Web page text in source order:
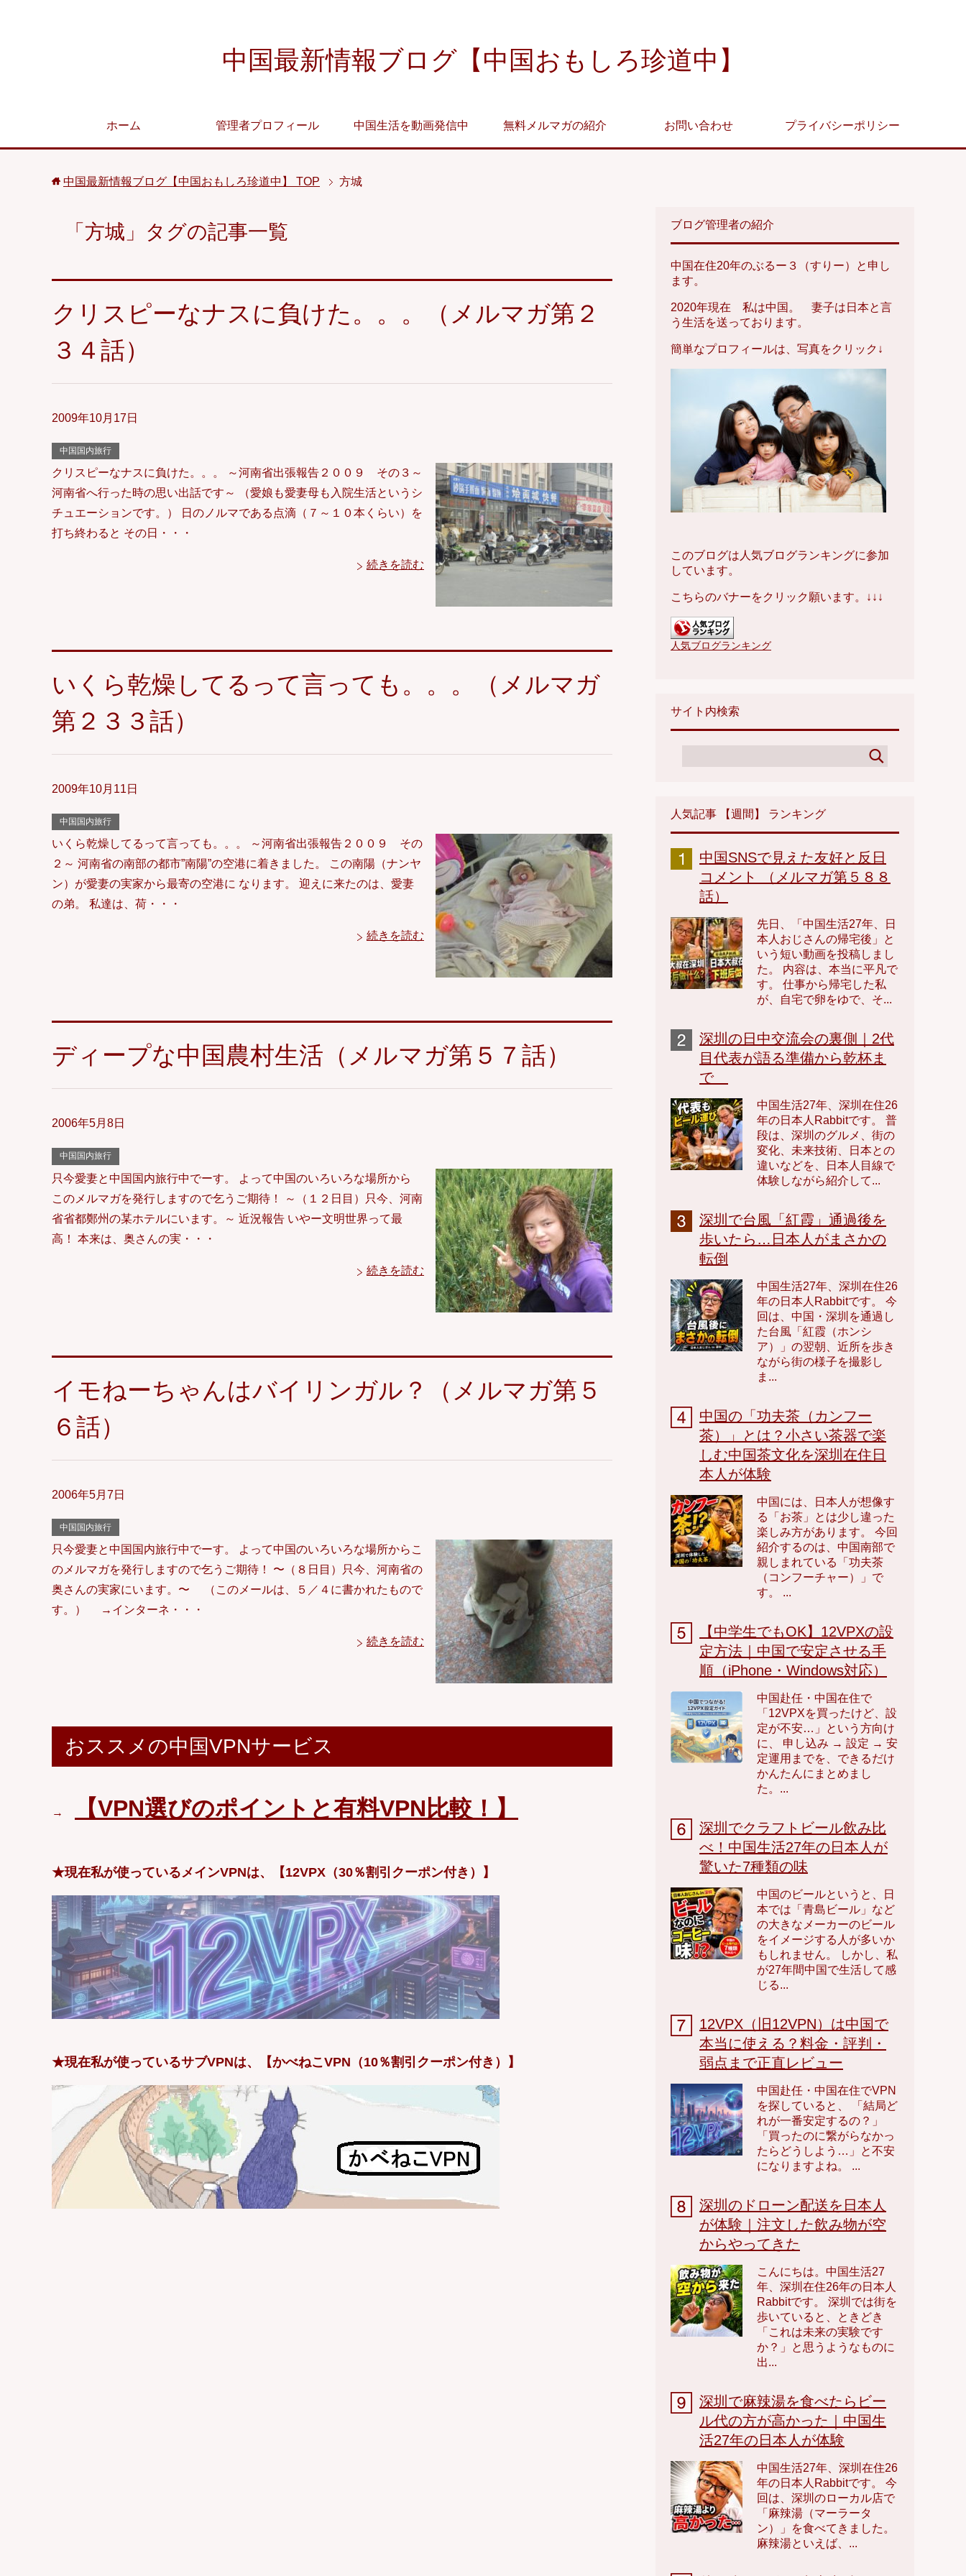
中国最新情報ブログ【中国おもしろ珍道中】
ホーム 管理者プロフィール 中国生活を動画発信中 無料メルマガの紹介 お問い合わせ プライバシーポリシー
中国最新情報ブログ【中国おもしろ珍道中】 TOP 方城
「方城」タグの記事一覧
クリスピーなナスに負けた。。。（メルマガ第２
３４話）
2009年10月17日
中国国内旅行
クリスピーなナスに負けた。。。 ～河南省出張報告２００９ その３～
河南省へ行った時の思い出話です～ （愛娘も愛妻母も入院生活というシ
チュエーションです。） 日のノルマである点滴（７～１０本くらい）を
打ち終わると その日・・・
続きを読む
いくら乾燥してるって言っても。。。（メルマガ
第２３３話）
2009年10月11日
中国国内旅行
いくら乾燥してるって言っても。。。 ～河南省出張報告２００９ その
２～ 河南省の南部の都市”南陽”の空港に着きました。 この南陽（ナンヤ
ン）が愛妻の実家から最寄の空港に なります。 迎えに来たのは、愛妻
の弟。 私達は、荷・・・
続きを読む
ディープな中国農村生活（メルマガ第５７話）
2006年5月8日
中国国内旅行
只今愛妻と中国国内旅行中でーす。 よって中国のいろいろな場所から
このメルマガを発行しますので乞うご期待！ ～（１２日目）只今、河南
省省都鄭州の某ホテルにいます。～ 近況報告 いやー文明世界って最
高！ 本来は、奥さんの実・・・
続きを読む
イモねーちゃんはバイリンガル？（メルマガ第５
６話）
2006年5月7日
中国国内旅行
只今愛妻と中国国内旅行中でーす。 よって中国のいろいろな場所からこ
のメルマガを発行しますので乞うご期待！ 〜（８日目）只今、河南省の
奥さんの実家にいます。〜 （このメールは、５／４に書かれたもので
す。） →インターネ・・・
続きを読む
おススメの中国VPNサービス
→ 【VPN選びのポイントと有料VPN比較！】
★現在私が使っているメインVPNは、【12VPX（30％割引クーポン付き）】
★現在私が使っているサブVPNは、【かべねこVPN（10％割引クーポン付き）】
ブログ管理者の紹介
中国在住20年のぶるー３（すりー）と申し
ます。
2020年現在 私は中国。 妻子は日本と言
う生活を送っております。
簡単なプロフィールは、写真をクリック↓
このブログは人気ブログランキングに参加
しています。
こちらのバナーをクリック願います。↓↓↓
人気ブログランキング
サイト内検索
人気記事 【週間】 ランキング
中国SNSで見えた友好と反日
コメント （メルマガ第５８８
話）
先日、「中国生活27年、日
本人おじさんの帰宅後」と
いう短い動画を投稿しまし
た。 内容は、本当に平凡で
す。 仕事から帰宅した私
が、自宅で卵をゆで、そ...
深圳の日中交流会の裏側｜2代
目代表が語る準備から乾杯ま
で
中国生活27年、深圳在住26
年の日本人Rabbitです。 普
段は、深圳のグルメ、街の
変化、未来技術、日本との
違いなどを、日本人目線で
体験しながら紹介して...
深圳で台風「紅霞」通過後を
歩いたら…日本人がまさかの
転倒
中国生活27年、深圳在住26
年の日本人Rabbitです。 今
回は、中国・深圳を通過し
た台風「紅霞（ホンシ
ア）」の翌朝、近所を歩き
ながら街の様子を撮影し
ま...
中国の「功夫茶（カンフー
茶）」とは？小さい茶器で楽
しむ中国茶文化を深圳在住日
本人が体験
中国には、日本人が想像す
る「お茶」とは少し違った
楽しみ方があります。 今回
紹介するのは、中国南部で
親しまれている「功夫茶
（コンフーチャー）」で
す。 ...
【中学生でもOK】12VPXの設
定方法｜中国で安定させる手
順（iPhone・Windows対応）
中国赴任・中国在住で
「12VPXを買ったけど、設
定が不安…」という方向け
に、 申し込み → 設定 → 安
定運用までを、できるだけ
かんたんにまとめまし
た。...
深圳でクラフトビール飲み比
べ！中国生活27年の日本人が
驚いた7種類の味
中国のビールというと、日
本では「青島ビール」など
の大きなメーカーのビール
をイメージする人が多いか
もしれません。 しかし、私
が27年間中国で生活して感
じる...
12VPX（旧12VPN）は中国で
本当に使える？料金・評判・
弱点まで正直レビュー
中国赴任・中国在住でVPN
を探していると、 「結局ど
れが一番安定するの？」
「買ったのに繋がらなかっ
たらどうしよう…」と不安
になりますよね。 ...
深圳のドローン配送を日本人
が体験｜注文した飲み物が空
からやってきた
こんにちは。中国生活27
年、深圳在住26年の日本人
Rabbitです。 深圳では街を
歩いていると、ときどき
「これは未来の実験です
か？」と思うようなものに
出...
深圳で麻辣湯を食べたらビー
ル代の方が高かった｜中国生
活27年の日本人が体験
中国生活27年、深圳在住26
年の日本人Rabbitです。 今
回は、深圳のローカル店で
「麻辣湯（マーラータ
ン）」を食べてきました。
麻辣湯といえば、...